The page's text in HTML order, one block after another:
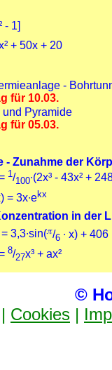
- 1]
+ 50x + 20
-
für 10.03.
und Pyramide
für 05.03.
- Zunahme der
1/100∙(2x³ - 43x² +
= 3x∙ekx
in der
3,3∙sin(𝜋/6 ∙ x) + 406
8/27x³ + ax²
©
| Cookies |